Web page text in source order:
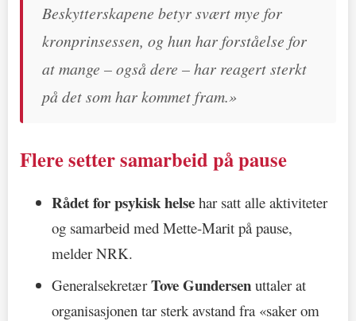
Beskytterskapene betyr svært mye for
kronprinsessen, og hun har forståelse for
at mange – også dere – har reagert sterkt
på det som har kommet fram.»
Flere setter samarbeid på pause
Rådet for psykisk helse har satt alle aktiviteter
og samarbeid med Mette-Marit på pause,
melder NRK.
GeneralsekretærTove Gundersen uttaler at
organisasjonen tar sterk avstand fra «saker om